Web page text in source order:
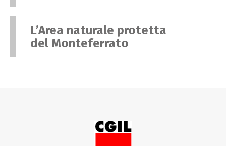
L’Area naturale protetta
del Monteferrato